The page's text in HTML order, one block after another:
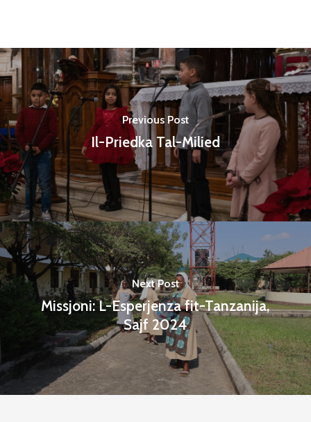
Previous Post
Il-Priedka Tal-Milied
Next Post
Missjoni: L-Esperjenza fit-Tanzanija,
Sajf 2024